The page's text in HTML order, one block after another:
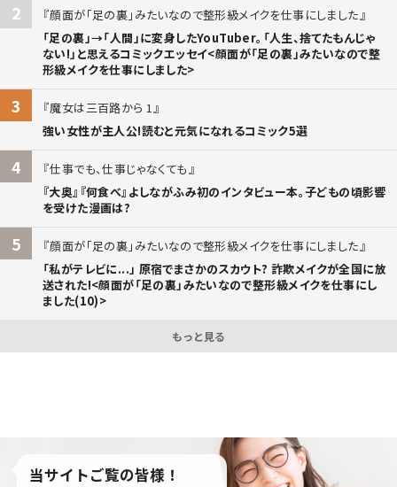
2
顔面が「足の裏」みたいなので整形級メイクを仕事にしました
「足の裏」→「人間」に変身したYouTuber。「人生、捨てたもんじゃ
ない!」と思えるコミックエッセイ<顔面が「足の裏」みたいなので整
形級メイクを仕事にしました>
3
魔女は三百路から 1
強い女性が主人公!読むと元気になれるコミック5選
4
仕事でも、仕事じゃなくても
『大奥』『何食べ』よしながふみ初のインタビュー本。子どもの頃影響
を受けた漫画は?
5
顔面が「足の裏」みたいなので整形級メイクを仕事にしました
「私がテレビに...」 原宿でまさかのスカウト? 詐欺メイクが全国に放
送された!<顔面が「足の裏」みたいなので整形級メイクを仕事にし
ました(10)>
もっと見る
当サイトご覧の皆様！